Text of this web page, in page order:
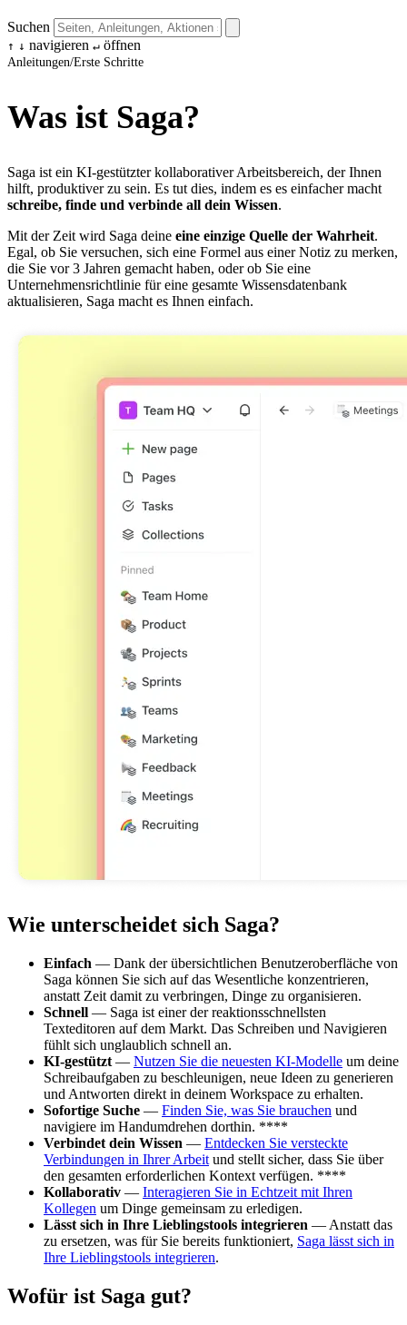
Suchen
↑ ↓ navigieren ↵ öffnen
Anleitungen/Erste Schritte
Was ist Saga?
Saga ist ein KI-gestützter kollaborativer Arbeitsbereich, der Ihnen
hilft, produktiver zu sein. Es tut dies, indem es es einfacher macht
schreibe, finde und verbinde all dein Wissen.
Mit der Zeit wird Saga deine eine einzige Quelle der Wahrheit.
Egal, ob Sie versuchen, sich eine Formel aus einer Notiz zu merken,
die Sie vor 3 Jahren gemacht haben, oder ob Sie eine
Unternehmensrichtlinie für eine gesamte Wissensdatenbank
aktualisieren, Saga macht es Ihnen einfach.
Wie unterscheidet sich Saga?
Einfach — Dank der übersichtlichen Benutzeroberfläche von
Saga können Sie sich auf das Wesentliche konzentrieren,
anstatt Zeit damit zu verbringen, Dinge zu organisieren.
Schnell — Saga ist einer der reaktionsschnellsten
Texteditoren auf dem Markt. Das Schreiben und Navigieren
fühlt sich unglaublich schnell an.
KI-gestützt — Nutzen Sie die neuesten KI-Modelle um deine
Schreibaufgaben zu beschleunigen, neue Ideen zu generieren
und Antworten direkt in deinem Workspace zu erhalten.
Sofortige Suche — Finden Sie, was Sie brauchen und
navigiere im Handumdrehen dorthin. ****
Verbindet dein Wissen — Entdecken Sie versteckte
Verbindungen in Ihrer Arbeit und stellt sicher, dass Sie über
den gesamten erforderlichen Kontext verfügen. ****
Kollaborativ — Interagieren Sie in Echtzeit mit Ihren
Kollegen um Dinge gemeinsam zu erledigen.
Lässt sich in Ihre Lieblingstools integrieren — Anstatt das
zu ersetzen, was für Sie bereits funktioniert, Saga lässt sich in
Ihre Lieblingstools integrieren.
Wofür ist Saga gut?